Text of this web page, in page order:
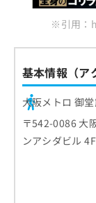
※引用：
基本情報（ア
大阪メトロ 御
〒542-0086 大
ンアシダビル 4F